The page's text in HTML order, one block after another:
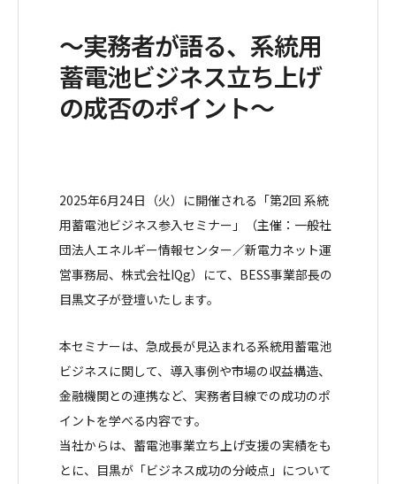
～実務者が語る、系統用
蓄電池ビジネス立ち上げ
の成否のポイント～
2025年6月24日（火）に開催される「第2回 系統
用蓄電池ビジネス参入セミナー」（主催：一般社
団法人エネルギー情報センター／新電力ネット運
営事務局、株式会社IQg）にて、BESS事業部長の
目黒文子が登壇いたします。
本セミナーは、急成長が見込まれる系統用蓄電池
ビジネスに関して、導入事例や市場の収益構造、
金融機関との連携など、実務者目線での成功のポ
イントを学べる内容です。
当社からは、蓄電池事業立ち上げ支援の実績をも
とに、目黒が「ビジネス成功の分岐点」について